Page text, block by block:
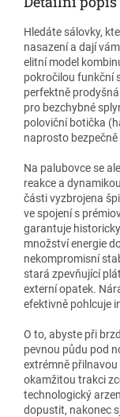
Hledáte sálovky,
nasazení a dají
elitní model
pokročilou funkční
perfektně
pro bezchybné
poloviční botička
naprosto
Na palubovce se
reakce a
části vyzbrojena
ve spojení s
garantuje
množství energie
nekompromisní
stará zpevňující
externí opatek.
efektivně pohlcuje
O to, abyste při
pevnou půdu pod
extrémně
okamžitou trakci
technologický
dopustit, nakonec